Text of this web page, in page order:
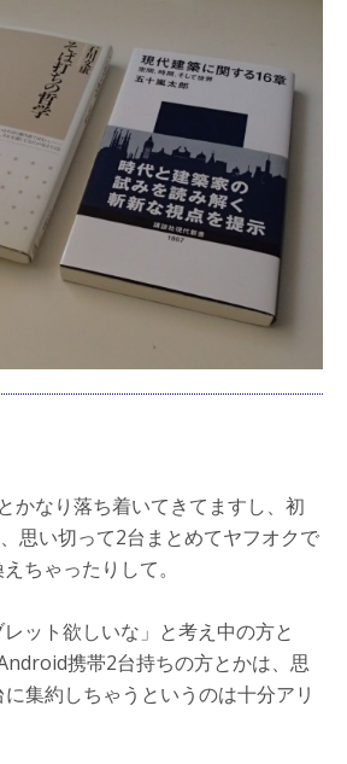
かなり落ち着いてきてますし、初
思い切って2台まとめてヤフオクで
ちゃったりして。
ット欲しいな」と考え中の方と
携帯2台持ちの方とかは、思
集約しちゃうというのは十分アリ